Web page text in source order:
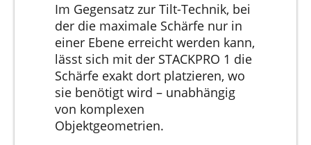
Im Gegensatz zur Tilt-Technik, bei
der die maximale Schärfe nur in
einer Ebene erreicht werden kann,
lässt sich mit der STACKPRO 1 die
Schärfe exakt dort platzieren, wo
sie benötigt wird – unabhängig
von komplexen
Objektgeometrien.